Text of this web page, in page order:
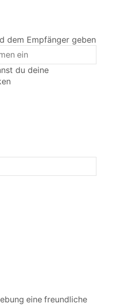
dem Empfänger geben
du deine
eine freundliche